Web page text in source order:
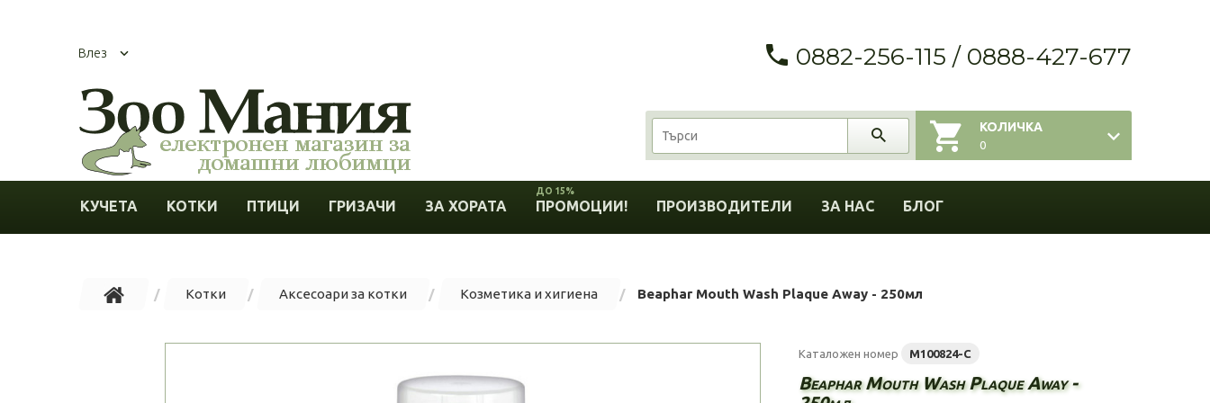
Влез 0882-256-115 / 0888-427-677
КОЛИЧКА
0
КУЧЕТА КОТКИ ПТИЦИ ГРИЗАЧИ ЗА ХОРАТА ПРОМОЦИИ!
ДО 15%
ПРОИЗВОДИТЕЛИ ЗА НАС БЛОГ
Котки Аксесоари за котки Козметика и хигиена Beaphar Mouth Wash Plaque Away - 250мл
Каталожен номер M100824-C
Beaphar Mouth Wash Plaque Away -